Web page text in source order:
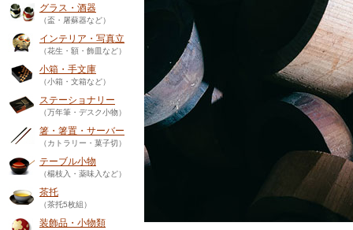
グラス・酒器
（盃・屠蘇器など）
インテリア・写真立
（花生・額・飾皿など）
小箱・手文庫
（小箱・文箱など）
ステーショナリー
（万年筆・デスク小物）
箸・箸置・サーバー
（カトラリー・菓子切）
テーブル小物
（楊枝入・薬味入など）
茶托
（茶托5枚組）
装飾品・小物類